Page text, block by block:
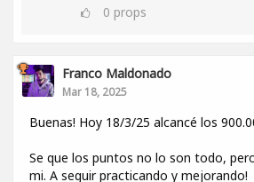
0 props
Franco Maldonado
Mar 18, 2025
Buenas! Hoy 18/3/25 alcancé los
Se que los puntos no lo son todo,
mi. A seguir practicando y mejorando!